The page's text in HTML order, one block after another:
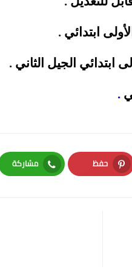
ابتدائي .
ابتدائي الجيل الثاني .
.
حفظ
Pinterest
مشاركة
Whatsapp